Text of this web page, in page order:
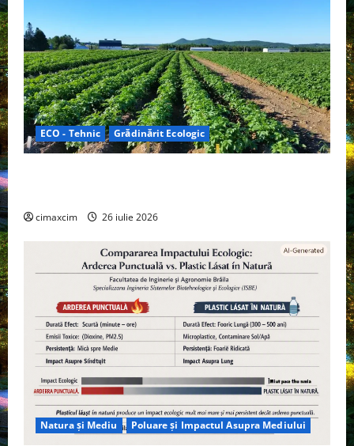
ECO - Tehnic Grădinărit Ecologic
cimaxcim 26 iulie 2026
Natura și Mediu Poluare și Impactul Asupra Mediului